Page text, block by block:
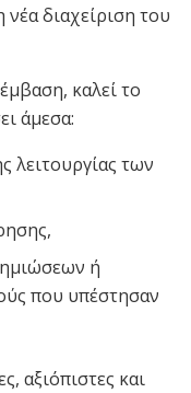
διαχείριση του
καλεί το
άμεσα:
λειτουργίας των
ή
που υπέστησαν
αξιόπιστες και